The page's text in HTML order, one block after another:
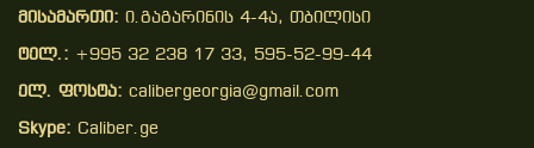
მისამართი: ი.გაგარინის 4-4ა, თბილისი
ტელ.: +995 32 238 17 33, 595-52-99-44
ელ. ფოსტა: calibergeorgia@gmail.com
Skype: Caliber.ge